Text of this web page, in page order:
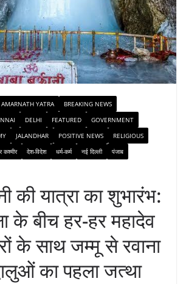
AMARNATH YATRA
BREAKING NEWS
DELHI FEATURED
GOVERNMENT
JALANDHAR POSITIVE NEWS
RELIGIOUS
कश्मीर देश-विदेश धर्म-कर्म नई दिल्ली
पंजाब
की यात्रा का शुभारंभ:
के बीच हर-हर महादेव
के साथ जम्मू से रवाना
का पहला जत्था